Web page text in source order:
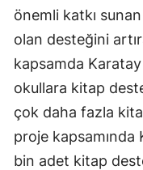
önemli katkı
olan desteğini
kapsamda
okullara kitap
çok daha fazla
proje kapsamında
bin adet kitap